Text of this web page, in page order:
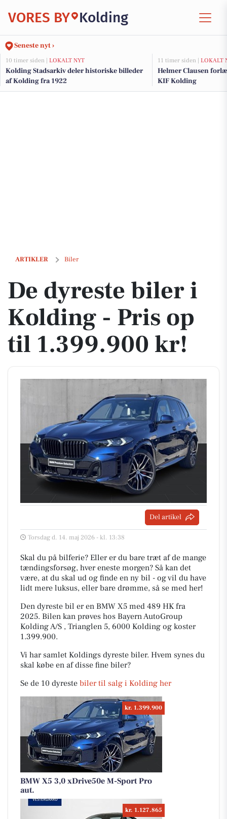
VORES BY Kolding
Seneste nyt ›
10 timer siden | LOKALT NYT
Kolding Stadsarkiv deler historiske billeder
af Kolding fra 1922
11 timer siden | LOKALT
Helmer Clausen
KIF Kolding
ARTIKLER Biler
De dyreste biler i Kolding - Pris op til 1.399.900 kr!
De dyreste biler i
Kolding - Pris op
til 1.399.900 kr!
Del artikel
Torsdag d. 14. maj 2026 - kl. 13:38
Skal du på bilferie? Eller er du bare træt af de mange
tændingsforsøg, hver eneste morgen? Så kan det
være, at du skal ud og finde en ny bil - og vil du have
lidt mere luksus, eller bare drømme, så se med her!
Den dyreste bil er en BMW X5 med 489 HK fra
2025. Bilen kan prøves hos Bayern AutoGroup
Kolding A/S , Trianglen 5, 6000 Kolding og koster
1.399.900.
Vi har samlet Koldings dyreste biler. Hvem synes du
skal købe en af disse fine biler?
Se de 10 dyreste biler til salg i Kolding her
kr. 1.399.900
BMW X5 3,0 xDrive50e M-Sport Pro
aut.
kr. 1.127.865